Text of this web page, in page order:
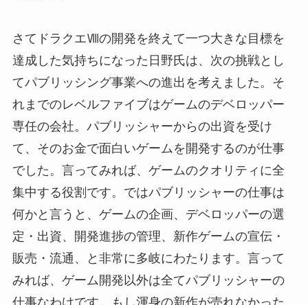
さてドラクエⅧの開発を終えて一つ大きな目標を
達成した気持ちになった日野氏は、次の挑戦とし
てパブリッシング事業への進出を考えました。そ
れまでのレベルファイブはゲームのデベロッパー
専任の会社。パブリッシャーからの出資を受け
て、そのお金で面白いゲームを開発するのが仕事
でした。言ってみれば、ゲームのクオリティに全
集中する役割です。ではパブリッシャーの仕事は
何かと言うと、ゲームの企画、デベロッパーの選
定・出資、開発進捗の管理、新作ゲームの宣伝・
販売・流通、と非常に多岐にわたります。言って
みれば、ゲーム開発以外は全てパブリッシャーの